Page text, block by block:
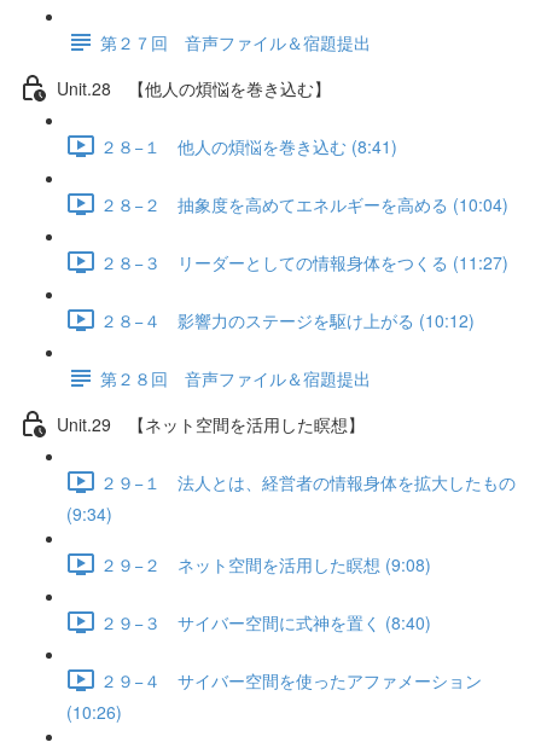
第２７回 音声ファイル＆宿題提出
Unit.28 【他人の煩悩を巻き込む】
２８−１ 他人の煩悩を巻き込む (8:41)
２８−２ 抽象度を高めてエネルギーを高める (10:04)
２８−３ リーダーとしての情報身体をつくる (11:27)
２８−４ 影響力のステージを駆け上がる (10:12)
第２８回 音声ファイル＆宿題提出
Unit.29 【ネット空間を活用した瞑想】
２９−１ 法人とは、経営者の情報身体を拡大したもの
(9:34)
２９−２ ネット空間を活用した瞑想 (9:08)
２９−３ サイバー空間に式神を置く (8:40)
２９−４ サイバー空間を使ったアファメーション
(10:26)